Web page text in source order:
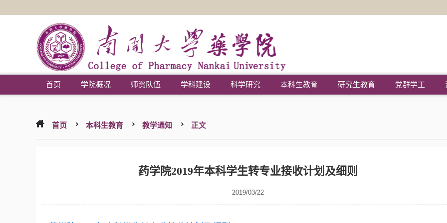
首页 学院概况 师资队伍 学科建设 科学研究 本科生教育 研究生教育 党群学工
首页 本科生教育 教学通知 正文
药学院2019年本科学生转专业接收计划及细则
2019/03/22